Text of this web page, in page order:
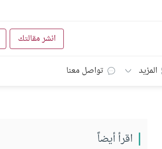
انشر مقالتك
المزيد تواصل معنا
اقرأ أيضاً